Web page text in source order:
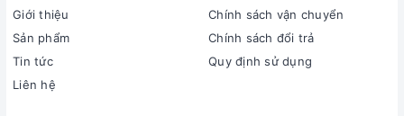
Giới thiệu
Sản phẩm
Tin tức
Liên hệ
Chính sách vận chuyển
Chính sách đổi trả
Quy định sử dụng